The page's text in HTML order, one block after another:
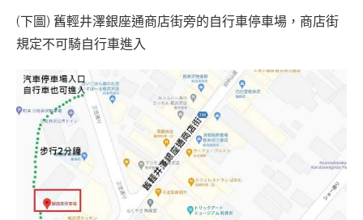
(下圖) 舊輕井澤銀座通商店街旁的自行車停車場，商店街
規定不可騎自行車進入